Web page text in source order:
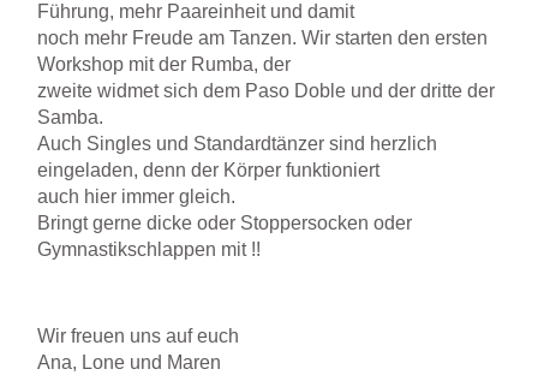
Führung, mehr Paareinheit und damit
noch mehr Freude am Tanzen. Wir starten den ersten
Workshop mit der Rumba, der
zweite widmet sich dem Paso Doble und der dritte der
Samba.
Auch Singles und Standardtänzer sind herzlich
eingeladen, denn der Körper funktioniert
auch hier immer gleich.
Bringt gerne dicke oder Stoppersocken oder
Gymnastikschlappen mit !!
Wir freuen uns auf euch
Ana, Lone und Maren